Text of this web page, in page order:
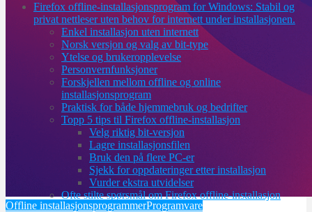
Offline installasjonsprogrammerProgramvare
Firefox offline-installasjonsprogram for Windows: Stabil og
privat nettleser uten behov for internett under installasjonen.
Enkel installasjon uten internett
Norsk versjon og valg av bit-type
Ytelse og brukeropplevelse
Personvernfunksjoner
Forskjellen mellom offline og online
installasjonsprogram
Praktisk for både hjemmebruk og bedrifter
Topp 5 tips til Firefox offline-installasjon
Velg riktig bit-versjon
Lagre installasjonsfilen
Bruk den på flere PC-er
Sjekk for oppdateringer etter installasjon
Vurder ekstra utvidelser
Ofte stilte spørsmål om Firefox offline-installasjon